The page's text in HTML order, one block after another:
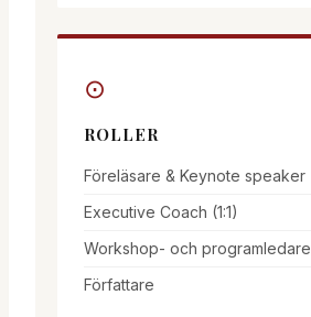
⊙
ROLLER
Föreläsare & Keynote speaker
Executive Coach (1:1)
Workshop- och programledare
Författare